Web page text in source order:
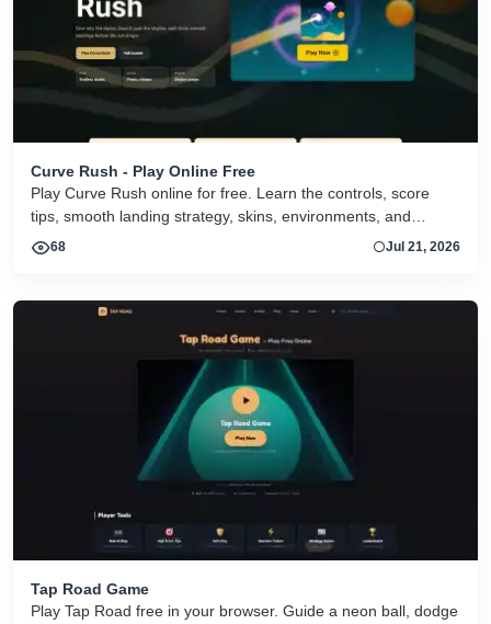
Curve Rush - Play Online Free
Play Curve Rush online for free. Learn the controls, score
tips, smooth landing strategy, skins, environments, and
related Curve Rush versions in one fast game page.
68 Jul 21, 2026
Tap Road Game
Play Tap Road free in your browser. Guide a neon ball, dodge